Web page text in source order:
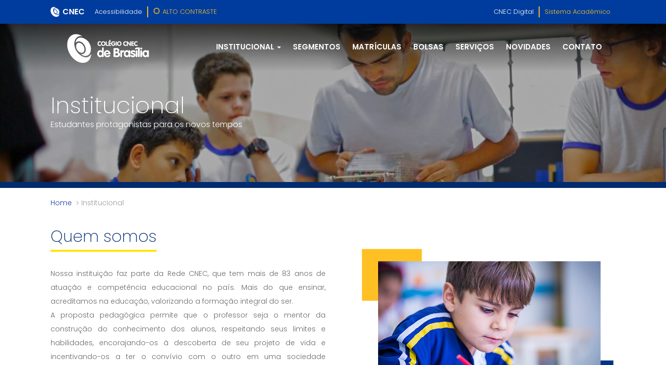
CNEC Acessibilidade ALTO CONTRASTE CNEC Digital Sistema Acadêmico
INSTITUCIONAL SEGMENTOS MATRÍCULAS BOLSAS SERVIÇOS NOVIDADES CONTATO
Institucional
Estudantes protagonistas para os novos tempos
Home Institucional
Quem somos
Nossa instituição faz parte da Rede CNEC, que tem mais de 83 anos de
atuação e competência educacional no país. Mais do que ensinar,
acreditamos na educação, valorizando a formação integral do ser.
A proposta pedagógica permite que o professor seja o mentor da
construção do conhecimento dos alunos, respeitando seus limites e
habilidades, encorajando-os à descoberta de seu projeto de vida e
incentivando-os a ter o convívio com o outro em uma sociedade